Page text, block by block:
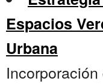
Espacios
Urbana